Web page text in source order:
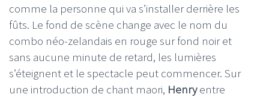
comme la personne qui va s’installer derrière les
fûts. Le fond de scène change avec le nom du
combo néo-zelandais en rouge sur fond noir et
sans aucune minute de retard, les lumières
s’éteignent et le spectacle peut commencer. Sur
une introduction de chant maori, Henryentre